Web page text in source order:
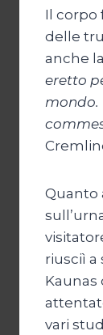
Il corpo
delle
anche
eretto
mondo.
Quanto
riusciì a
vari